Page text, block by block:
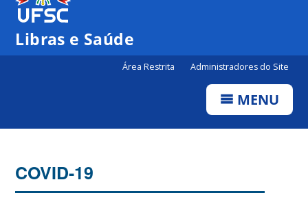
Libras e Saúde
Área Restrita Administradores do Site
MENU
COVID-19